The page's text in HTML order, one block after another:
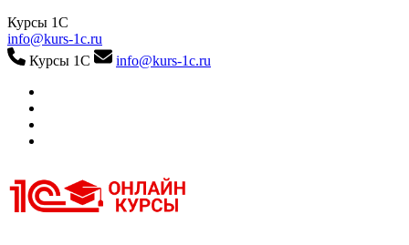
Курсы 1С
info@kurs-1c.ru
Курсы 1С
info@kurs-1c.ru